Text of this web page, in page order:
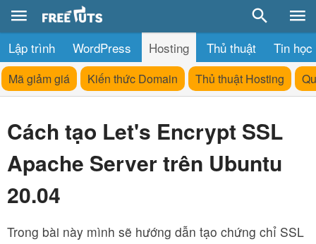
Lập trình WordPress Hosting Thủ thuật Tin học
Mã giảm giá Kiến thức Domain Thủ thuật Hosting
Cách tạo Let's Encrypt SSL
Apache Server trên Ubuntu
20.04
Trong bài này mình sẽ hướng dẫn tạo chứng chỉ SSL